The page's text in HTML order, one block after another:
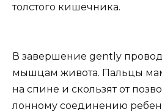
толстого кишечника.
В завершение gently
мышцам живота. Пальцы
на спине и скользят от
лонному соединению